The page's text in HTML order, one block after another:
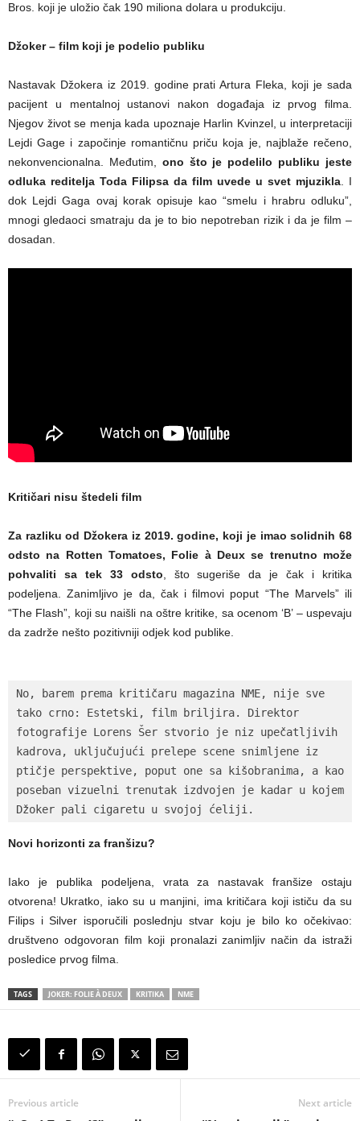
Bros. koji je uložio čak 190 miliona dolara u produkciju.
Džoker – film koji je podelio publiku
Nastavak Džokera iz 2019. godine prati Artura Fleka, koji je sada
pacijent u mentalnoj ustanovi nakon događaja iz prvog filma.
Njegov život se menja kada upoznaje Harlin Kvinzel, u interpretaciji
Lejdi Gage i započinje romantičnu priču koja je, najblaže rečeno,
nekonvencionalna. Međutim, ono što je podelilo publiku jeste
odluka reditelja Toda Filipsa da film uvede u svet mjuzikla. I
dok Lejdi Gaga ovaj korak opisuje kao “smelu i hrabru odluku”,
mnogi gledaoci smatraju da je to bio nepotreban rizik i da je film –
dosadan.
Kritičari nisu štedeli film
Za razliku od Džokera iz 2019. godine, koji je imao solidnih 68
odsto na Rotten Tomatoes, Folie à Deux se trenutno može
pohvaliti sa tek 33 odsto , što sugeriše da je čak i kritika
podeljena. Zanimljivo je da, čak i filmovi poput “The Marvels” ili
“The Flash”, koji su naišli na oštre kritike, sa ocenom ‘B’ – uspevaju
da zadrže nešto pozitivniji odjek kod publike.
No, barem prema kritičaru magazina NME, nije sve
tako crno: Estetski, film briljira. Direktor
fotografije Lorens Šer stvorio je niz upečatljivih
kadrova, uključujući prelepe scene snimljene iz
ptičje perspektive, poput one sa kišobranima, a kao
poseban vizuelni trenutak izdvojen je kadar u kojem
Džoker pali cigaretu u svojoj ćeliji.
Novi horizonti za franšizu?
Iako je publika podeljena, vrata za nastavak franšize ostaju
otvorena! Ukratko, iako su u manjini, ima kritičara koji ističu da su
Filips i Silver isporučili poslednju stvar koju je bilo ko očekivao:
društveno odgovoran film koji pronalazi zanimljiv način da istraži
posledice prvog filma.
TAGS JOKER: FOLIE À DEUX KRITIKA NME
Previous article Next article